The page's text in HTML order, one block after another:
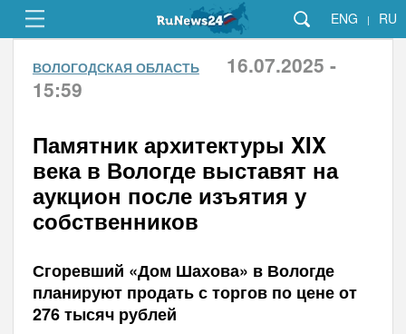
ENG | RU
ВОЛОГОДСКАЯ ОБЛАСТЬ
16.07.2025 -
15:59
Памятник архитектуры XIX
века в Вологде выставят на
аукцион после изъятия у
собственников
Сгоревший «Дом Шахова» в Вологде
планируют продать с торгов по цене от
276 тысяч рублей